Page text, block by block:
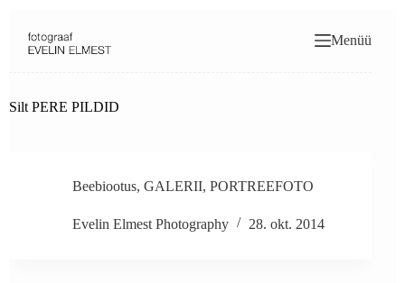
content
Menüü
Silt PERE PILDID
Beebiootus, GALERII, PORTREEFOTO
Evelin Elmest Photography 28. okt. 2014